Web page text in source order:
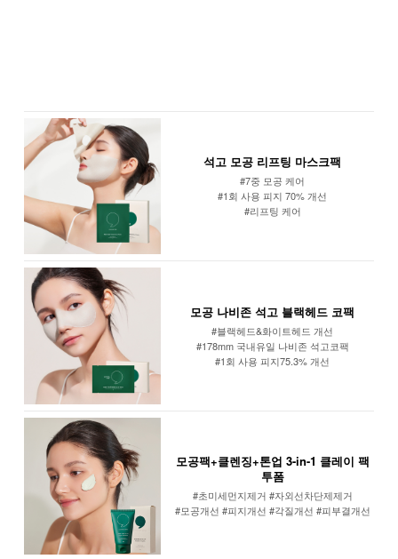
석고 모공 리프팅 마스크팩
#7중 모공 케어
#1회 사용 피지 70% 개선
#리프팅 케어
모공 나비존 석고 블랙헤드 코팩
#블랙헤드&화이트헤드 개선
#178mm 국내유일 나비존 석고코팩
#1회 사용 피지75.3% 개선
모공팩+클렌징+톤업 3-in-1 클레이 팩
투폼
#초미세먼지제거 #자외선차단제제거
#모공개선 #피지개선 #각질개선 #피부결개선